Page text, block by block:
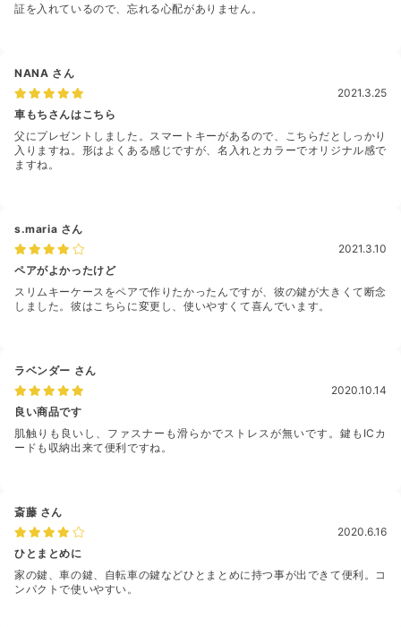
証を入れているので、忘れる心配がありません。
NANA さん
2021.3.25
車もちさんはこちら
父にプレゼントしました。スマートキーがあるので、こちらだとしっかり
入りますね。形はよくある感じですが、名入れとカラーでオリジナル感で
ますね。
s.maria さん
2021.3.10
ペアがよかったけど
スリムキーケースをペアで作りたかったんですが、彼の鍵が大きくて断念
しました。彼はこちらに変更し、使いやすくて喜んでいます。
ラベンダー さん
2020.10.14
良い商品です
肌触りも良いし、ファスナーも滑らかでストレスが無いです。鍵もICカ
ードも収納出来て便利ですね。
斎藤 さん
2020.6.16
ひとまとめに
家の鍵、車の鍵、自転車の鍵などひとまとめに持つ事が出できて便利。コ
ンパクトで使いやすい。